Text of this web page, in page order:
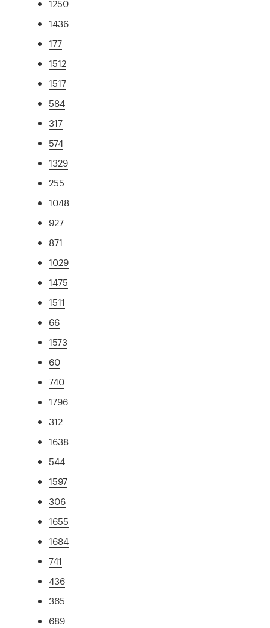
1250
1436
177
1512
1517
584
317
574
1329
255
1048
927
871
1029
1475
1511
66
1573
60
740
1796
312
1638
544
1597
306
1655
1684
741
436
365
689